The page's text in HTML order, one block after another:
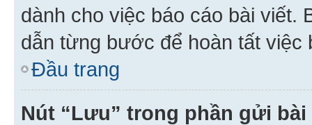
dành cho việc báo cáo bài viết.
dẫn từng bước để hoàn tất việc
Đầu trang
Nút “Lưu” trong phần gửi